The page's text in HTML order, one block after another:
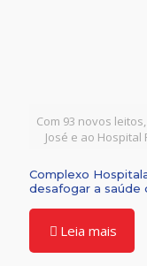
Com 93 novos
José e ao
Complexo
desafogar a saúde
Leia mais